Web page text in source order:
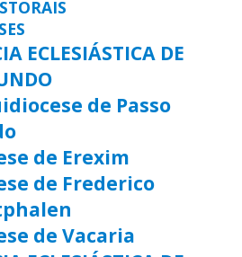
ECLESIÁSTICA DE
de Passo
de Erexim
de Frederico
de Vacaria